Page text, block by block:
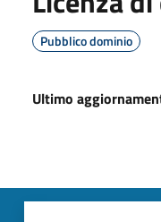
Pubblico dominio
Ultimo